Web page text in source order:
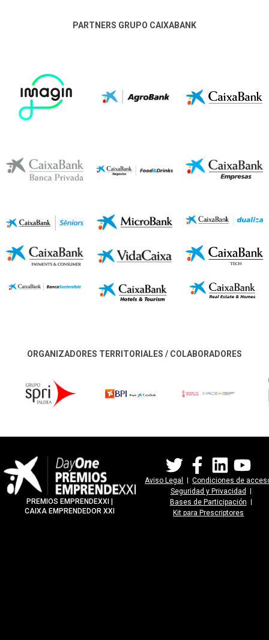
PARTNERS GRUPO CAIXABANK
ORGANIZADORES TERRITORIALES / COLABORADORES
PREMIOS EMPRENDEXXI |
CAIXA EMPRENDEDOR XXI
Aviso Legal
Condiciones de
Seguridad y Privacidad
Bases de Participación
Kit para Prescriptores